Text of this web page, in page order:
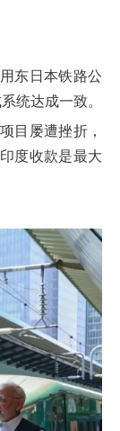
东日本铁路公
统达成一致。
目屡遭挫折，
度收款是最大